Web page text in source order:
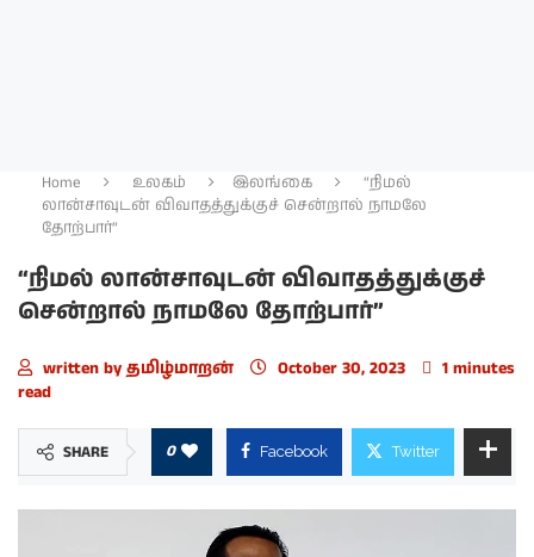
Home உலகம் இலங்கை
“நிமல்
லான்சாவுடன் விவாதத்துக்குச் சென்றால் நாமலே
தோற்பார்”
“நிமல் லான்சாவுடன் விவாதத்துக்குச்
சென்றால் நாமலே தோற்பார்”
written by தமிழ்மாறன் October 30, 2023
1 minutes
read
SHARE 0 Facebook Twitter